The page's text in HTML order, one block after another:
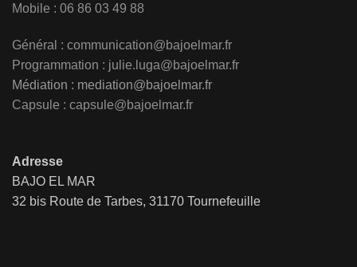
Mobile : 06 86 03 49 88
Général : communication@bajoelmar.fr
Programmation : julie.luga@bajoelmar.fr
Médiation : mediation@bajoelmar.fr
Capsule : capsule@bajoelmar.fr
Adresse
BAJO EL MAR
32 bis Route de Tarbes, 31170 Tournefeuille